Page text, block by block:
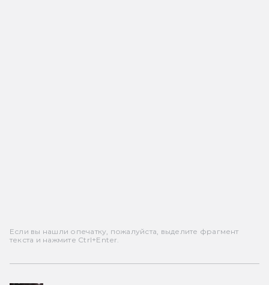
Если вы нашли опечатку, пожалуйста, выделите фрагмент
текста и нажмите Ctrl+Enter.